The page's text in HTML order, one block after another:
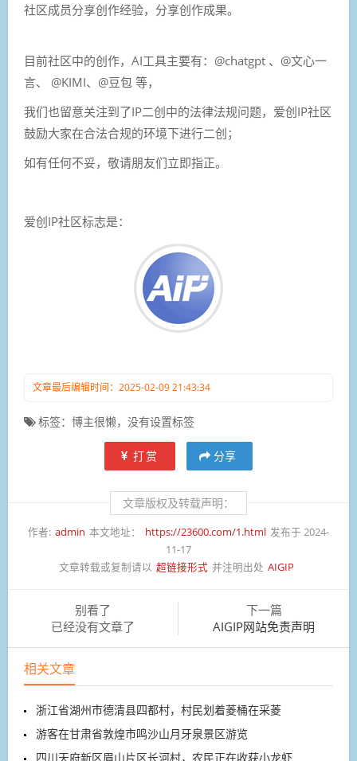
社区成员分享创作经验，分享创作成果。
目前社区中的创作，AI工具主要有：@chatgpt 、@文心一
言、 @KIMI、@豆包 等，
我们也留意关注到了IP二创中的法律法规问题， 爱创IP社区
鼓励大家在合法合规的环境下进行二创；
如有任何不妥，敬请朋友们立即指正。
爱创IP社区标志是：
文章最后编辑时间：2025-02-09 21:43:34
标签：博主很懒，没有设置标签
打赏 分享
文章版权及转载声明：
作者: admin 本文地址： https://23600.com/1.html 发布于 2024-
11-17
文章转载或复制请以 超链接形式 并注明出处 AIGIP
别看了
已经没有文章了
下一篇
AIGIP网站免责声明
相关文章
浙江省湖州市德清县四都村，村民划着菱桶在采菱
游客在甘肃省敦煌市鸣沙山月牙泉景区游览
四川天府新区眉山片区长河村，农民正在收获小龙虾